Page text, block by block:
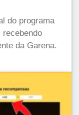
do programa
recebendo
da Garena.